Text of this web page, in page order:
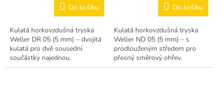
Do košíku
Kulatá horkovzdušná tryska
Weller DR 05 (5 mm) – dvojitá
kulatá pro dvě sousední
součástky najednou.
Do košíku
Kulatá horkovzdušná tryska
Weller ND 05 (5 mm) – s
prodlouženým středem pro
přesný směrový ohřev.